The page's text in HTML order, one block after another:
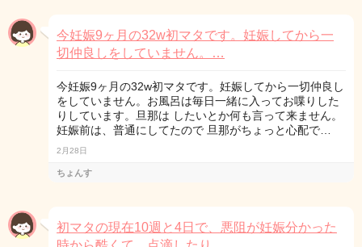
今妊娠9ヶ月の32w初マタです。妊娠してから一
切仲良しをしていません。…
今妊娠9ヶ月の32w初マタです。妊娠してから一切仲良し
をしていません。お風呂は毎日一緒に入ってお喋りした
りしています。旦那は したいとか何も言って来ません。
妊娠前は、普通にしてたので 旦那がちょっと心配で…
2月28日
ちょんす
初マタの現在10週と4日で、悪阻が妊娠分かった